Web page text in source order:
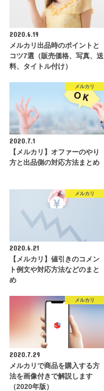
2020.6.19
メルカリ出品時のポイントと
コツ7選（販売価格、写真、送
料、タイトル付け）
メルカリ
2020.7.1
【メルカリ】オファーのやり
方と出品側の対応方法まとめ
メルカリ
2020.6.21
【メルカリ】値引きのコメン
ト例文や対応方法などのまと
め
メルカリ
2020.7.29
メルカリで商品を購入する方
法を画像付きで解説します
（2020年版）